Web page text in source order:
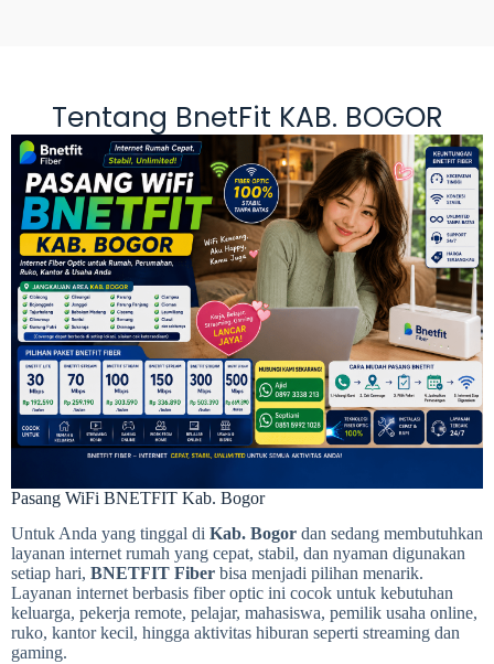
Tentang BnetFit KAB. BOGOR
Pasang WiFi BNETFIT Kab. Bogor
Untuk Anda yang tinggal di Kab. Bogor dan sedang membutuhkan
layanan internet rumah yang cepat, stabil, dan nyaman digunakan
setiap hari, BNETFIT Fiber bisa menjadi pilihan menarik.
Layanan internet berbasis fiber optic ini cocok untuk kebutuhan
keluarga, pekerja remote, pelajar, mahasiswa, pemilik usaha online,
ruko, kantor kecil, hingga aktivitas hiburan seperti streaming dan
gaming.